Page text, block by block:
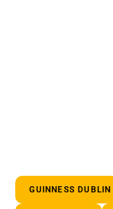
GUINNESS DUBLIN